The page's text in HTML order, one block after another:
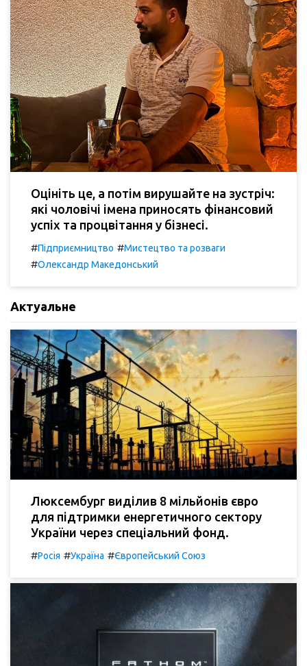
Оцініть це, а потім вирушайте на зустріч:
які чоловічі імена приносять фінансовий
успіх та процвітання у бізнесі.
#Підприємництво #Мистецтво та розваги
#Олександр Македонський
Актуальне
Люксембург виділив 8 мільйонів євро
для підтримки енергетичного сектору
України через спеціальний фонд.
#Росія #Україна #Європейський Союз